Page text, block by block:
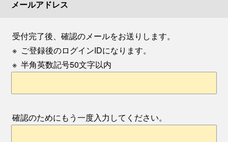
メールアドレス
受付完了後、確認のメールをお送りします。
※ ご登録後のログインIDになります。
※ 半角英数記号50文字以内
確認のためにもう一度入力してください。